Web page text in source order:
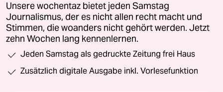
Unsere wochentaz bietet jeden Samstag
Journalismus, der es nicht allen recht macht und
Stimmen, die woanders nicht gehört werden. Jetzt
zehn Wochen lang kennenlernen.
Jeden Samstag als gedruckte Zeitung frei Haus
Zusätzlich digitale Ausgabe inkl. Vorlesefunktion